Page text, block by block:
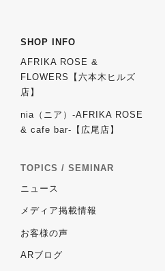
SHOP INFO
AFRIKA ROSE &
FLOWERS【六本木ヒルズ
店】
nia（ニア）-AFRIKA ROSE
& cafe bar-【広尾店】
TOPICS / SEMINAR
ニュース
メディア掲載情報
お客様の声
ARブログ